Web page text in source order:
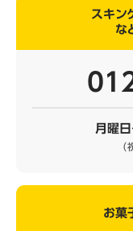
スキン
な
月曜
お菓